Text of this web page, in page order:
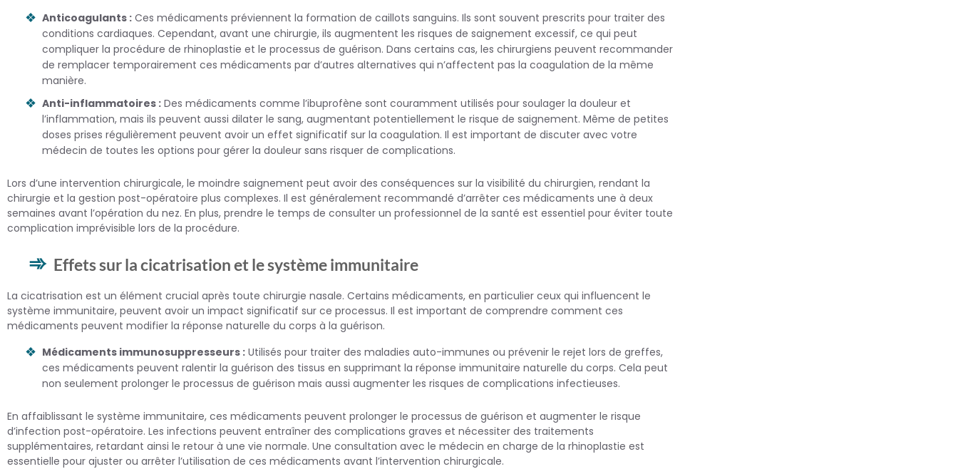
Anticoagulants : Ces médicaments préviennent la formation de caillots sanguins. Ils sont souvent prescrits pour traiter des
conditions cardiaques. Cependant, avant une chirurgie, ils augmentent les risques de saignement excessif, ce qui peut
compliquer la procédure de rhinoplastie et le processus de guérison. Dans certains cas, les chirurgiens peuvent recommander
de remplacer temporairement ces médicaments par d’autres alternatives qui n’affectent pas la coagulation de la même
manière.
Anti-inflammatoires : Des médicaments comme l’ibuprofène sont couramment utilisés pour soulager la douleur et
l’inflammation, mais ils peuvent aussi dilater le sang, augmentant potentiellement le risque de saignement. Même de petites
doses prises régulièrement peuvent avoir un effet significatif sur la coagulation. Il est important de discuter avec votre
médecin de toutes les options pour gérer la douleur sans risquer de complications.
Lors d’une intervention chirurgicale, le moindre saignement peut avoir des conséquences sur la visibilité du chirurgien, rendant la
chirurgie et la gestion post-opératoire plus complexes. Il est généralement recommandé d’arrêter ces médicaments une à deux
semaines avant l’opération du nez. En plus, prendre le temps de consulter un professionnel de la santé est essentiel pour éviter toute
complication imprévisible lors de la procédure.
Effets sur la cicatrisation et le système immunitaire
La cicatrisation est un élément crucial après toute chirurgie nasale. Certains médicaments, en particulier ceux qui influencent le
système immunitaire, peuvent avoir un impact significatif sur ce processus. Il est important de comprendre comment ces
médicaments peuvent modifier la réponse naturelle du corps à la guérison.
Médicaments immunosuppresseurs : Utilisés pour traiter des maladies auto-immunes ou prévenir le rejet lors de greffes,
ces médicaments peuvent ralentir la guérison des tissus en supprimant la réponse immunitaire naturelle du corps. Cela peut
non seulement prolonger le processus de guérison mais aussi augmenter les risques de complications infectieuses.
En affaiblissant le système immunitaire, ces médicaments peuvent prolonger le processus de guérison et augmenter le risque
d’infection post-opératoire. Les infections peuvent entraîner des complications graves et nécessiter des traitements
supplémentaires, retardant ainsi le retour à une vie normale. Une consultation avec le médecin en charge de la rhinoplastie est
essentielle pour ajuster ou arrêter l’utilisation de ces médicaments avant l’intervention chirurgicale.